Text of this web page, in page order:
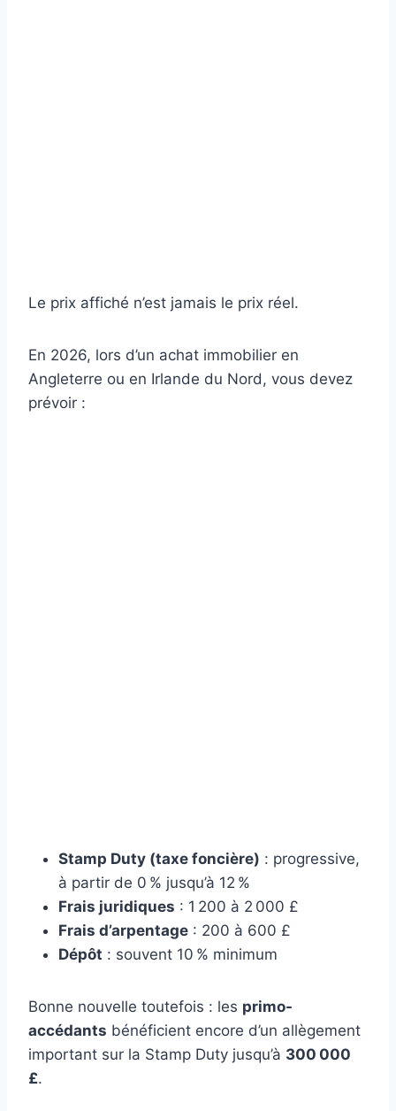
Le prix affiché n’est jamais le prix réel.
En 2026, lors d’un achat immobilier en
Angleterre ou en Irlande du Nord, vous devez
prévoir :
Stamp Duty (taxe foncière) : progressive,
à partir de 0 % jusqu’à 12 %
Frais juridiques : 1 200 à 2 000 £
Frais d’arpentage : 200 à 600 £
Dépôt : souvent 10 % minimum
Bonne nouvelle toutefois : les primo-
accédants bénéficient encore d’un allègement
important sur la Stamp Duty jusqu’à 300 000
£.